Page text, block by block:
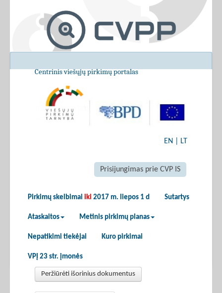
Centrinis viešųjų pirkimų portalas
EN LT
Prisijungimas prie CVP IS
Pirkimų skelbimai iki 2017 m. liepos 1 d Sutartys
Ataskaitos Metinis pirkimų planas
Nepatikimi tiekėjai Kuro pirkimai
VPĮ 23 str. įmonės
Peržiūrėti išorinius dokumentus